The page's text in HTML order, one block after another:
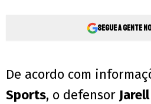
Segue a gente
De acordo com
Sports, o defensor